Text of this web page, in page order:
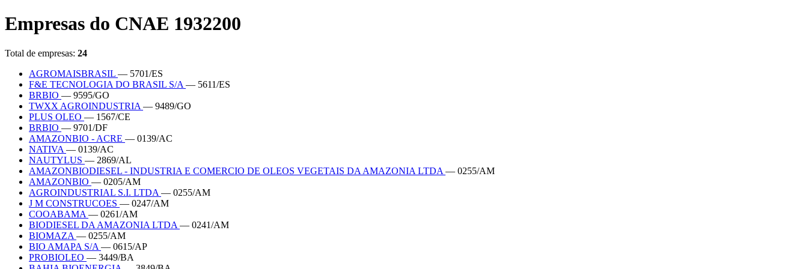
Empresas do CNAE 1932200
Total de empresas: 24
AGROMAISBRASIL — 5701/ES
F&E TECNOLOGIA DO BRASIL S/A — 5611/ES
BRBIO — 9595/GO
TWXX AGROINDUSTRIA — 9489/GO
PLUS OLEO — 1567/CE
BRBIO — 9701/DF
AMAZONBIO - ACRE — 0139/AC
NATIVA — 0139/AC
NAUTYLUS — 2869/AL
AMAZONBIODIESEL - INDUSTRIA E COMERCIO DE OLEOS VEGETAIS DA AMAZONIA LTDA — 0255/AM
AMAZONBIO — 0205/AM
AGROINDUSTRIAL S.I. LTDA — 0255/AM
J M CONSTRUCOES — 0247/AM
COOABAMA — 0261/AM
BIODIESEL DA AMAZONIA LTDA — 0241/AM
BIOMAZA — 0255/AM
BIO AMAPA S/A — 0615/AP
PROBIOLEO — 3449/BA